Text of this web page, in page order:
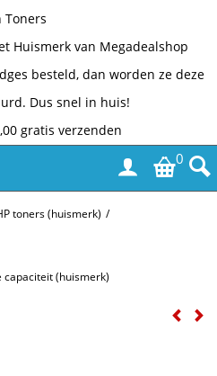
Toners
Huismerk van Megadealshop
besteld, dan worden ze deze
Dus snel in huis!
gratis verzenden
0
toners (huismerk) /
capaciteit (huismerk)